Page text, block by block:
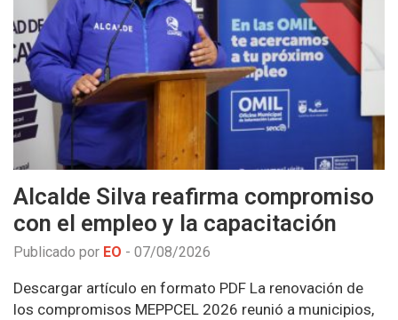
Alcalde Silva reafirma compromiso
con el empleo y la capacitación
Publicado por EO - 07/08/2026
Descargar artículo en formato PDF La renovación de
los compromisos MEPPCEL 2026 reunió a municipios,